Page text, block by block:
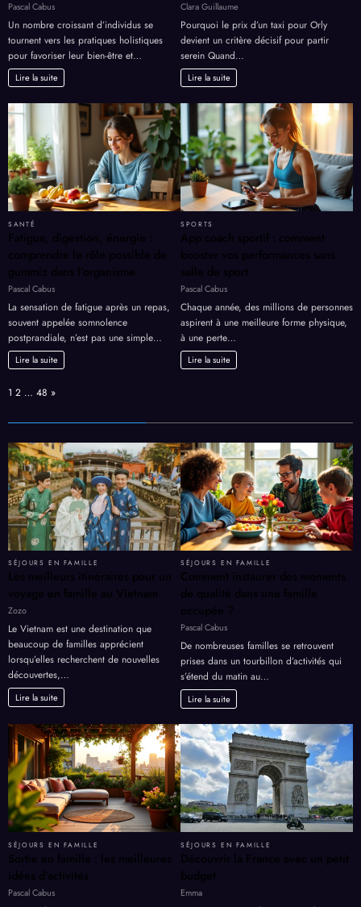
lithothérapie
Pascal Cabus
Un nombre croissant d’individus se
tournent vers les pratiques holistiques
pour favoriser leur bien-être et…
Lire la suite
sans surprise
Clara Guillaume
Pourquoi le prix d’un taxi pour Orly
devient un critère décisif pour partir
serein Quand…
Lire la suite
SANTÉ
Fatigue, digestion, énergie :
comprendre le rôle possible de
gummiz dans l’organisme
Pascal Cabus
La sensation de fatigue après un repas,
souvent appelée somnolence
postprandiale, n’est pas une simple…
Lire la suite
SPORTS
App coach sportif : comment
booster vos performances sans
salle de sport
Pascal Cabus
Chaque année, des millions de personnes
aspirent à une meilleure forme physique,
à une perte…
Page:
1 2 … 48Next
»
SÉJOURS EN FAMILLE
Les meilleurs itinéraires pour un
voyage en famille au Vietnam
Zozo
Le Vietnam est une destination que
beaucoup de familles apprécient
lorsqu’elles recherchent de nouvelles
découvertes,…
Lire la suite
SÉJOURS EN FAMILLE
Comment instaurer des moments
de qualité dans une famille
occupée ?
Pascal Cabus
De nombreuses familles se retrouvent
prises dans un tourbillon d’activités qui
s’étend du matin au…
Lire la suite
SÉJOURS EN FAMILLE
Sortie en famille : les meilleures
SÉJOURS EN FAMILLE
Découvrir la France avec un petit